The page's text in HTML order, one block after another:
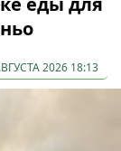
2026 18:13